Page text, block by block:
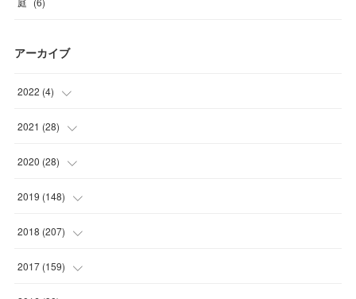
アーカイブ
2022 (4)
(1
(3
2021 (28)
(6
(3)
(1)
(1)
2020 (28)
(1)
(1)
(1)
(3
2019 (148)
(6)
(10
2018 (207)
(19
2017 (159)